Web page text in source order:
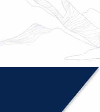
SAINTG’AIR®